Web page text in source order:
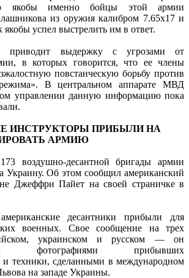
якобы именно бойцы этой армии
из оружия калибром 7.65х17 и
успел выстрелить им в ответ.
приводит выдержку с угрозами от
в которых говорится, что ее члены
повстанческую борьбу против
режима». В центральном аппарате МВД
управлении данную информацию пока
ИНСТРУКТОРЫ ПРИБЫЛИ НА
АРМИЮ
воздушно-десантной бригады армии
Об этом сообщил американский
Джеффри Пайет на своей страничке в
десантники прибыли для
военных. Свое сообщение на трех
украинском и русском — он
фотографиями прибывших
и техники, сделанными в международном
на западе Украины.